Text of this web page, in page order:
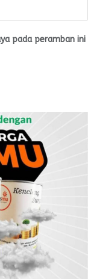
pada peramban ini